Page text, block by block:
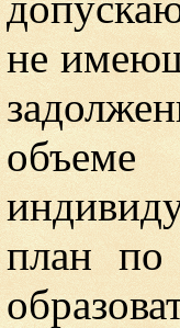
не
план по